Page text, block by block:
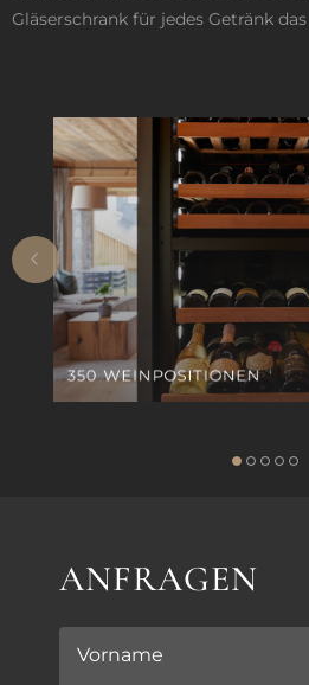
Gläserschrank für jedes Getränk das
350 WEINPOSITIONEN
ANFRAGEN
Vorname